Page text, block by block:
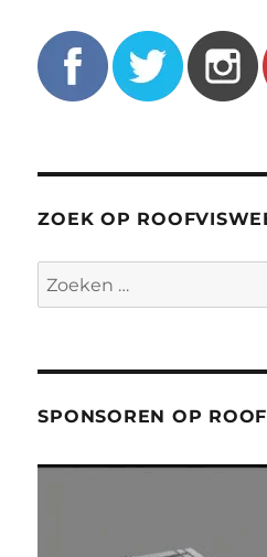
ZOEK OP
Zoeken
naar:
SPONSOREN OP